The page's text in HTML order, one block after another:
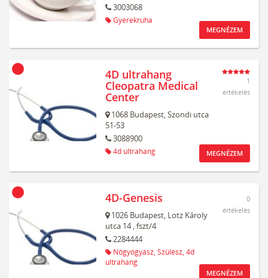
3003068
Gyerekruha
MEGNÉZEM
4D ultrahang
Cleopatra Medical
Center
1068 Budapest,Szondi utca
51-53
3088900
4d ultrahang
1
értékelés
MEGNÉZEM
4D-Genesis
1026 Budapest, Lotz Károly
utca 14, fszt/4
2284444
Nőgyógyász, Szülész, 4d
ultrahang
0
értékelés
MEGNÉZEM